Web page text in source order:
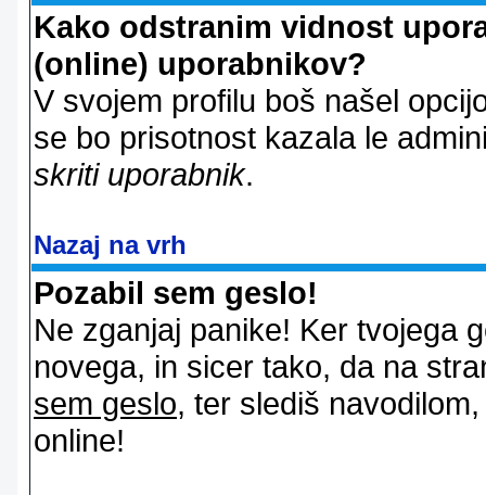
Kako odstranim vidnost
(online) uporabnikov?
V svojem profilu boš našel
se bo prisotnost kazala le
skriti uporabnik.
Nazaj na vrh
Pozabil sem geslo!
Ne zganjaj panike! Ker tvojega
novega, in sicer tako, da na
sem geslo, ter slediš
online!